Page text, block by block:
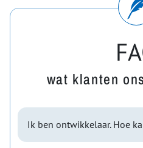
wat klanten
Ik ben ontwikkelaar. Hoe